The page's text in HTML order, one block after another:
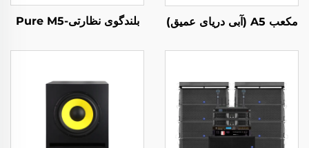
مکعب A5 (آبی دریای عمیق) بلندگوی نظارتی-Pure M5